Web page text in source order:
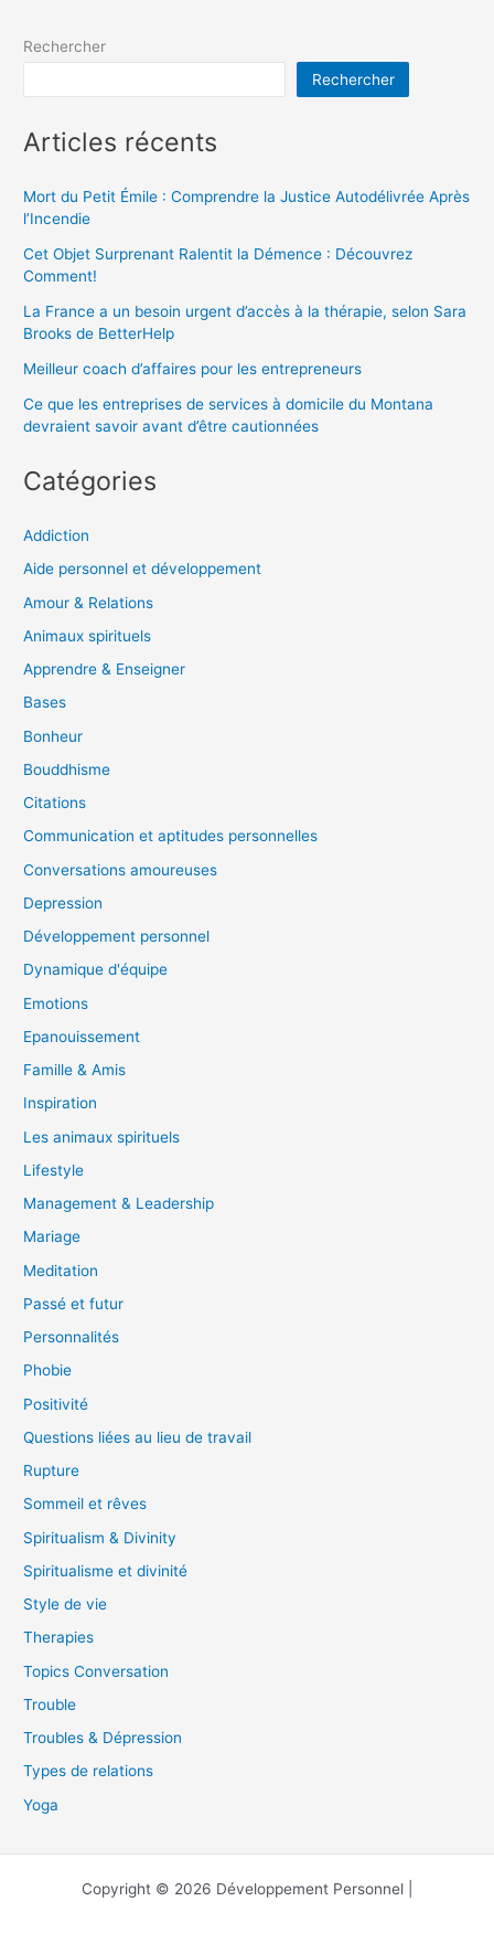
Rechercher
Rechercher
Articles récents
Mort du Petit Émile : Comprendre la Justice Autodélivrée Après
l’Incendie
Cet Objet Surprenant Ralentit la Démence : Découvrez
Comment!
La France a un besoin urgent d’accès à la thérapie, selon Sara
Brooks de BetterHelp
Meilleur coach d’affaires pour les entrepreneurs
Ce que les entreprises de services à domicile du Montana
devraient savoir avant d’être cautionnées
Catégories
Addiction
Aide personnel et développement
Amour & Relations
Animaux spirituels
Apprendre & Enseigner
Bases
Bonheur
Bouddhisme
Citations
Communication et aptitudes personnelles
Conversations amoureuses
Depression
Développement personnel
Dynamique d'équipe
Emotions
Epanouissement
Famille & Amis
Inspiration
Les animaux spirituels
Lifestyle
Management & Leadership
Mariage
Meditation
Passé et futur
Personnalités
Phobie
Positivité
Questions liées au lieu de travail
Rupture
Sommeil et rêves
Spiritualism & Divinity
Spiritualisme et divinité
Style de vie
Therapies
Topics Conversation
Trouble
Troubles & Dépression
Types de relations
Yoga
Copyright © 2026 Développement Personnel |